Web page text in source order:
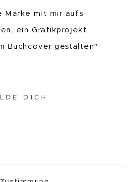
Marke mit mir aufs
ein Grafikprojekt
Buchcover gestalten?
DICH